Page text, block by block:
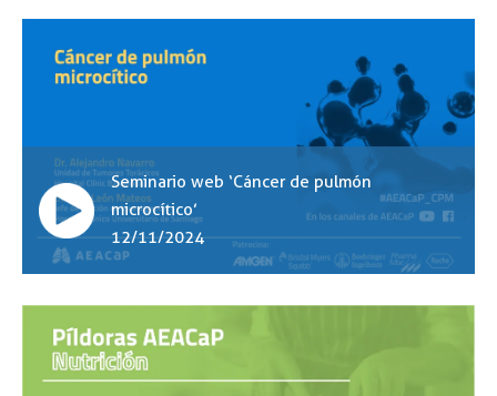
Seminario web ‘Cáncer de pulmón
microcítico’
12/11/2024